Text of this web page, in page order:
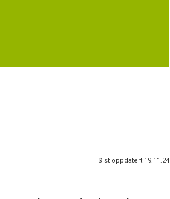
Sist oppdatert 19.11.24